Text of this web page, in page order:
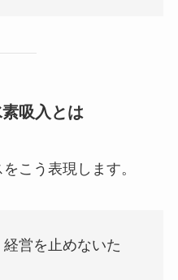
吸入とは
こう表現します。
経営を止めないた